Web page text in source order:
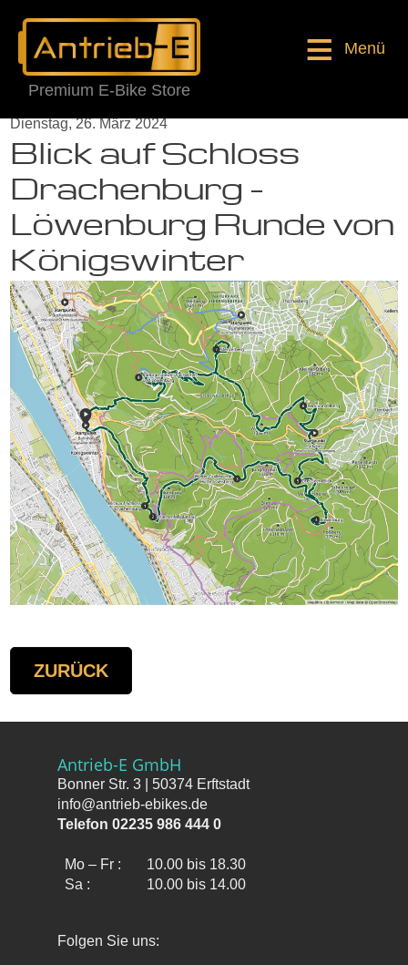
Premium E-Bike Store
Menü
Dienstag, 26. März 2024
Blick auf Schloss
Drachenburg –
Löwenburg Runde von
Königswinter
ZURÜCK
Antrieb-E GmbH
Bonner Str. 3 | 50374 Erftstadt
info@antrieb-ebikes.de
Telefon 02235 986 444 0
Mo – Fr :
Sa :
10.00 bis 18.30
10.00 bis 14.00
Folgen Sie uns: